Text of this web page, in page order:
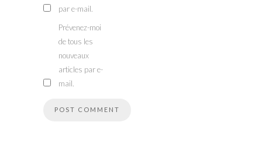
par e-mail.
Prévenez-moi
de tous les
nouveaux
articles par e-
mail.